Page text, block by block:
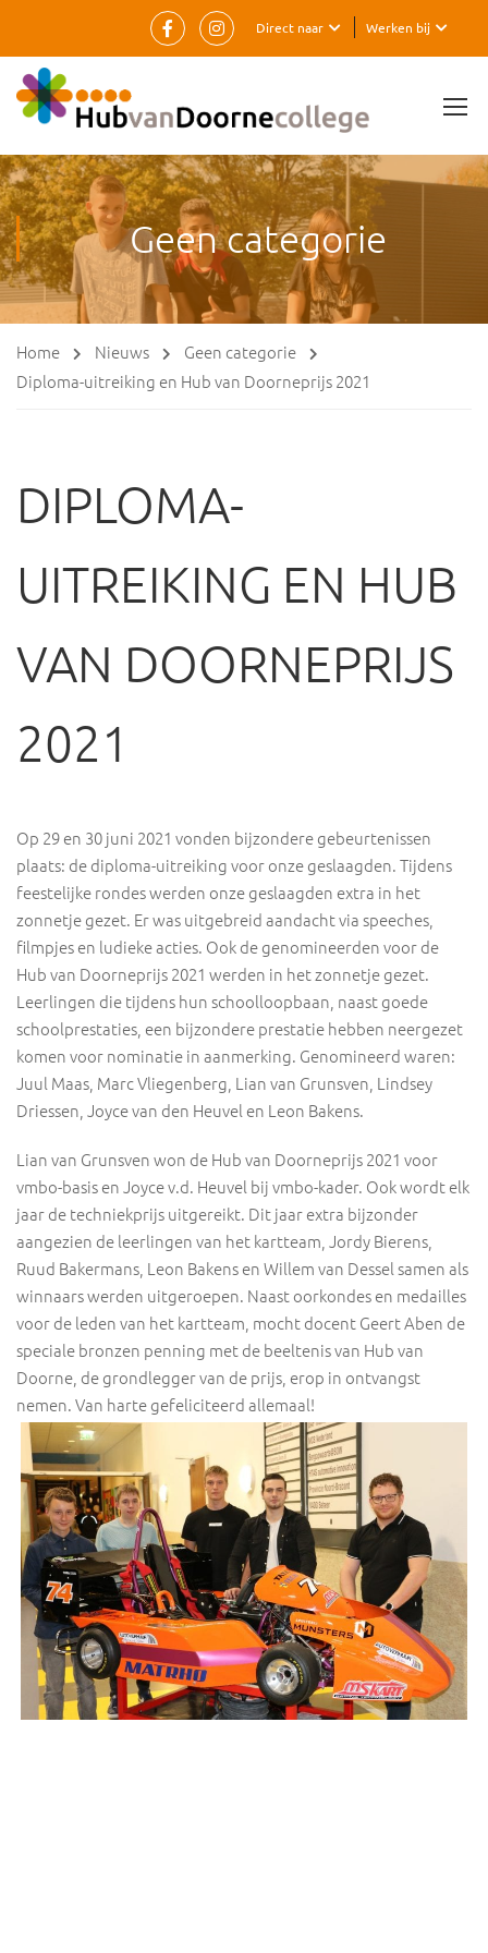
Werken bij
Direct naar
Geen categorie
Home Nieuws
Geen categorie
Diploma-uitreiking en Hub van Doorneprijs 2021
DIPLOMA-
UITREIKING EN HUB
VAN DOORNEPRIJS
2021
Op 29 en 30 juni 2021 vonden bijzondere gebeurtenissen
plaats: de diploma-uitreiking voor onze geslaagden. Tijdens
feestelijke rondes werden onze geslaagden extra in het
zonnetje gezet. Er was uitgebreid aandacht via speeches,
filmpjes en ludieke acties. Ook de genomineerden voor de
Hub van Doorneprijs 2021 werden in het zonnetje gezet.
Leerlingen die tijdens hun schoolloopbaan, naast goede
schoolprestaties, een bijzondere prestatie hebben neergezet
komen voor nominatie in aanmerking. Genomineerd waren:
Juul Maas, Marc Vliegenberg, Lian van Grunsven, Lindsey
Driessen, Joyce van den Heuvel en Leon Bakens.
Lian van Grunsven won de Hub van Doorneprijs 2021 voor
vmbo-basis en Joyce v.d. Heuvel bij vmbo-kader. Ook wordt elk
jaar de techniekprijs uitgereikt. Dit jaar extra bijzonder
aangezien de leerlingen van het kartteam, Jordy Bierens,
Ruud Bakermans, Leon Bakens en Willem van Dessel samen als
winnaars werden uitgeroepen. Naast oorkondes en medailles
voor de leden van het kartteam, mocht docent Geert Aben de
speciale bronzen penning met de beeltenis van Hub van
Doorne, de grondlegger van de prijs, erop in ontvangst
nemen. Van harte gefeliciteerd allemaal!